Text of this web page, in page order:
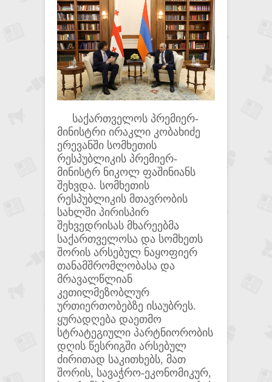
საქართველოს პრემიერ-
მინისტრი ირაკლი კობახიძე
ერევანში სომხეთის
რესპუბლიკის პრემიერ-
მინისტრ ნიკოლ ფაშინიანს
შეხვდა. სომხეთის
რესპუბლიკის მთავრობის
სახლში პირისპირ
შეხვედრისას მხარეებმა
საქართველოსა და სომხეთს
შორის არსებულ ნაყოფიერ
თანამშრომლობასა და
მრავალწლიან
კეთილმეზობლურ
ურთიერთობებზე ისაუბრეს.
ყურადღება დაეთმო
სტრატეგიული პარტნიორობის
დღის წესრიგში არსებულ
ძირითად საკითხებს, მათ
შორის, სავაჭრო-ეკონომიკურ,